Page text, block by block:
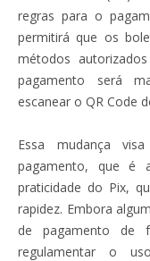
regras para o
permitirá que os
métodos
pagamento será
escanear o QR Code
Essa mudança
pagamento, que é
praticidade do Pix,
rapidez. Embora
de pagamento de
regulamentar o